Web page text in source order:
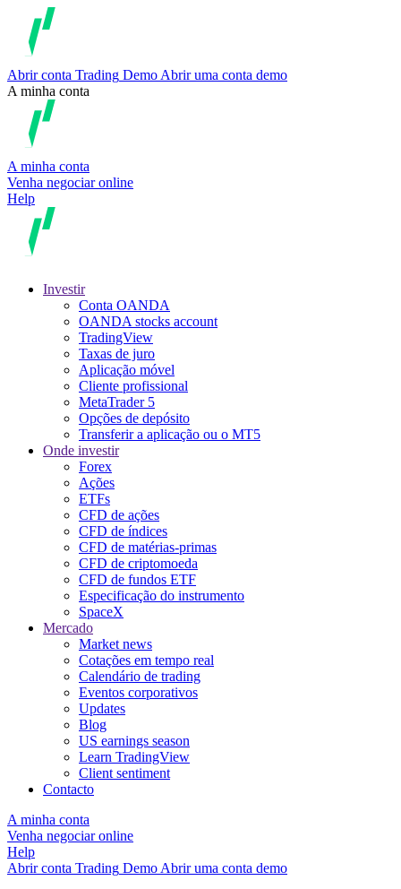
Abrir conta Trading Demo Abrir uma conta demo
A minha conta
A minha conta
Venha negociar online
Help
Investir
Conta OANDA
OANDA stocks account
TradingView
Taxas de juro
Aplicação móvel
Cliente profissional
MetaTrader 5
Opções de depósito
Transferir a aplicação ou o MT5
Onde investir
Forex
Ações
ETFs
CFD de ações
CFD de índices
CFD de matérias-primas
CFD de criptomoeda
CFD de fundos ETF
Especificação do instrumento
SpaceX
Mercado
Market news
Cotações em tempo real
Calendário de trading
Eventos corporativos
Updates
Blog
US earnings season
Learn TradingView
Client sentiment
Contacto
A minha conta
Venha negociar online
Help
Abrir conta Trading Demo Abrir uma conta demo